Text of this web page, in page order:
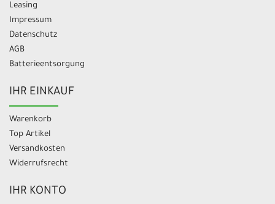
Leasing
Impressum
Datenschutz
AGB
Batterieentsorgung
IHR EINKAUF
Warenkorb
Top Artikel
Versandkosten
Widerrufsrecht
IHR KONTO